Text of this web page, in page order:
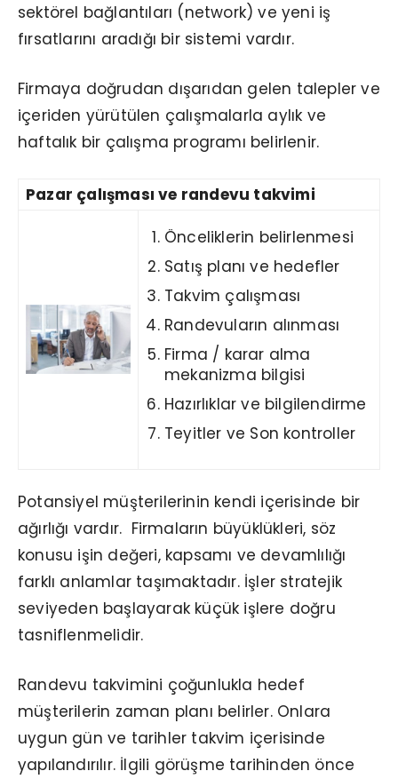
sektörel bağlantıları (network) ve yeni iş
fırsatlarını aradığı bir sistemi vardır.
Firmaya doğrudan dışarıdan gelen talepler ve
içeriden yürütülen çalışmalarla aylık ve
haftalık bir çalışma programı belirlenir.
Pazar çalışması ve randevu takvimi
Önceliklerin belirlenmesi
Satış planı ve hedefler
Takvim çalışması
Randevuların alınması
Firma / karar alma
mekanizma bilgisi
Hazırlıklar ve bilgilendirme
Teyitler ve Son kontroller
Potansiyel müşterilerinin kendi içerisinde bir
ağırlığı vardır. Firmaların büyüklükleri, söz
konusu işin değeri, kapsamı ve devamlılığı
farklı anlamlar taşımaktadır. İşler stratejik
seviyeden başlayarak küçük işlere doğru
tasniflenmelidir.
Randevu takvimini çoğunlukla hedef
müşterilerin zaman planı belirler. Onlara
uygun gün ve tarihler takvim içerisinde
yapılandırılır. İlgili görüşme tarihinden önce